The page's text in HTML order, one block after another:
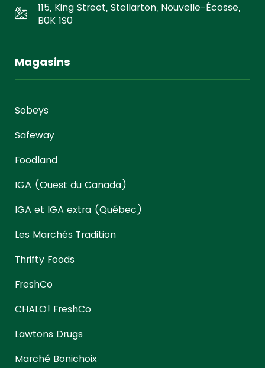
115, King Street, Stellarton, Nouvelle-Écosse,
B0K 1S0
Magasins
Sobeys
Safeway
Foodland
IGA (Ouest du Canada)
IGA et IGA extra (Québec)
Les Marchés Tradition
Thrifty Foods
FreshCo
CHALO! FreshCo
Lawtons Drugs
Marché Bonichoix